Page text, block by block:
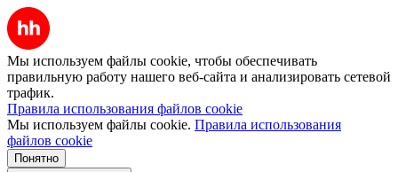
Мы используем файлы cookie, чтобы обеспечивать
правильную работу нашего веб-сайта и анализировать сетевой
трафик.
Правила использования файлов cookie
Мы используем файлы cookie. Правила использования
файлов cookie
Понятно